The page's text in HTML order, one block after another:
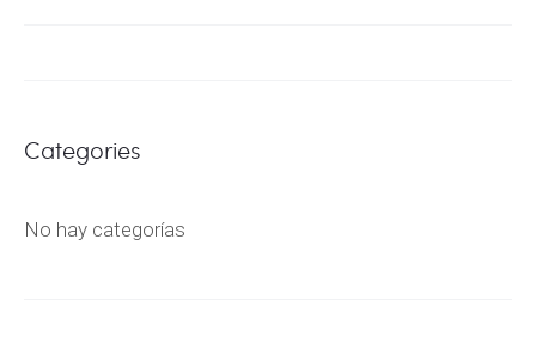
Categories
No hay categorías